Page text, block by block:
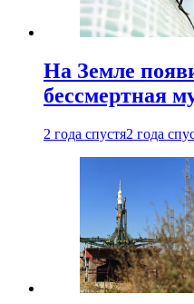
На Земле
бессмертная
2 года спустя2 года